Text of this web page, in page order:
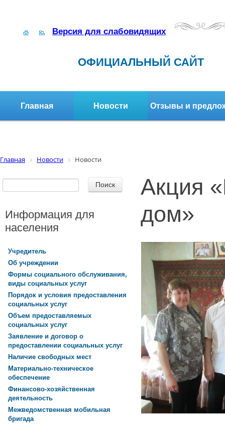
Версия для слабовидящих
ОФИЦИАЛЬНЫЙ САЙТ
Главная Новости Отзывы и
Главная Новости Новости
Акция
дом»
Информация для
населения
Учредитель
Об учреждении
Формы социального обслуживания,
виды социальных услуг
Порядок и условия предоставления
социальных услуг
Объем предоставляемых
социальных услуг
Заявление и договор о
предоставлении социальных услуг
Наличие свободных мест
Материально-техническое
обеспечение
Финансово-хозяйственная
деятельность
Межведомственная мобильная
бригада